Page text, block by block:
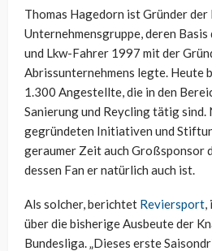
Thomas Hagedorn ist Gründer der
Unternehmensgruppe, deren
und Lkw-Fahrer 1997 mit der
Abrissunternehmens legte. Heute
1.300 Angestellte, die in den
Sanierung und Reycling tätig sind.
gegründeten Initiativen und
geraumer Zeit auch Großsponsor
dessen Fan er natürlich auch ist.
Als solcher, berichtet Reviersport,
über die bisherige Ausbeute der
Bundesliga. „Dieses erste